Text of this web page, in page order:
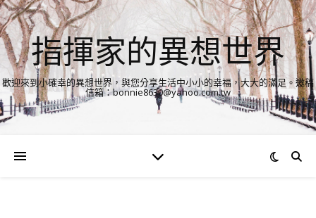
指揮家的異想世界
歡迎來到小確幸的異想世界，與您分享生活中小小的幸福，大大的滿足。邀稿
信箱：bonnie8630@yahoo.com.tw